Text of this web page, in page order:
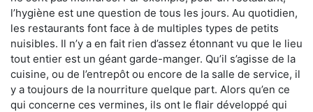
l’hygiène est une question de tous les jours. Au quotidien,
les restaurants font face à de multiples types de petits
nuisibles. Il n’y a en fait rien d’assez étonnant vu que le lieu
tout entier est un géant garde-manger. Qu’il s’agisse de la
cuisine, ou de l’entrepôt ou encore de la salle de service, il
y a toujours de la nourriture quelque part. Alors qu’en ce
qui concerne ces vermines, ils ont le flair développé qui